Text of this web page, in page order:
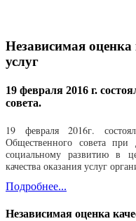
Независимая
услуг
19 февраля 2016 г.
совета.
19 февраля 2016г.
Общественного совета при
социальному развитию в
качества оказания услуг
Подробнее...
Независимая оценка